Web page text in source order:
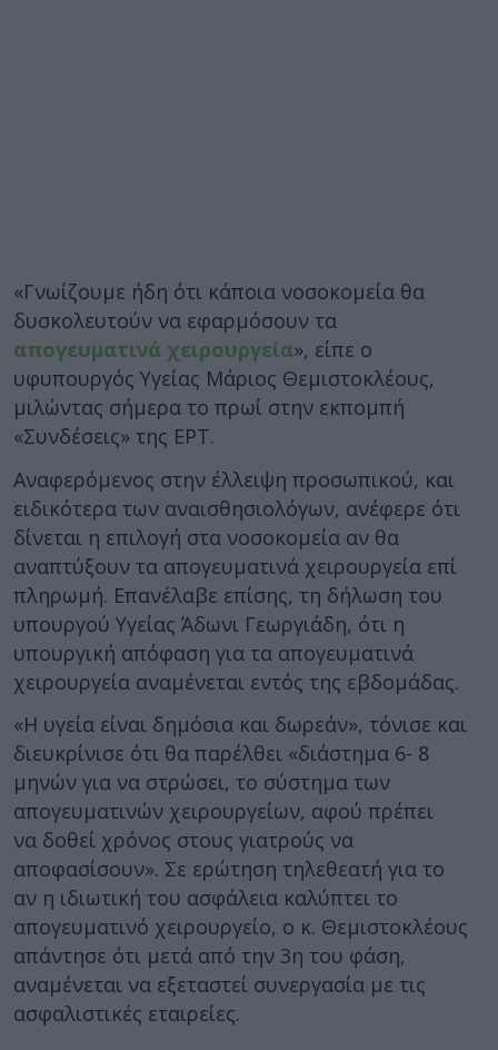
«Γνωίζουμε ήδη ότι κάποια νοσοκομεία θα
δυσκολευτούν να εφαρμόσουν τα
απογευματινά χειρουργεία», είπε ο
υφυπουργός Υγείας Μάριος Θεμιστοκλέους,
μιλώντας σήμερα το πρωί στην εκπομπή
«Συνδέσεις» της ΕΡΤ.
Αναφερόμενος στην έλλειψη προσωπικού, και
ειδικότερα των αναισθησιολόγων, ανέφερε ότι
δίνεται η επιλογή στα νοσοκομεία αν θα
αναπτύξουν τα απογευματινά χειρουργεία επί
πληρωμή. Επανέλαβε επίσης, τη δήλωση του
υπουργού Υγείας Άδωνι Γεωργιάδη, ότι η
υπουργική απόφαση για τα απογευματινά
χειρουργεία αναμένεται εντός της εβδομάδας.
«Η υγεία είναι δημόσια και δωρεάν», τόνισε και
διευκρίνισε ότι θα παρέλθει «διάστημα 6- 8
μηνών για να στρώσει, το σύστημα των
απογευματινών χειρουργείων, αφού πρέπει
να δοθεί χρόνος στους γιατρούς να
αποφασίσουν». Σε ερώτηση τηλεθεατή για το
αν η ιδιωτική του ασφάλεια καλύπτει το
απογευματινό χειρουργείο, ο κ. Θεμιστοκλέους
απάντησε ότι μετά από την 3η του φάση,
αναμένεται να εξεταστεί συνεργασία με τις
ασφαλιστικές εταιρείες.